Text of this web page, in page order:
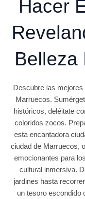
Hacer
Belleza
Descubre las
Marruecos.
históricos, deléitate
coloridos zocos.
esta encantadora
ciudad de Marruecos,
emocionantes para
cultural inmersiva.
jardines hasta
un tesoro escondido